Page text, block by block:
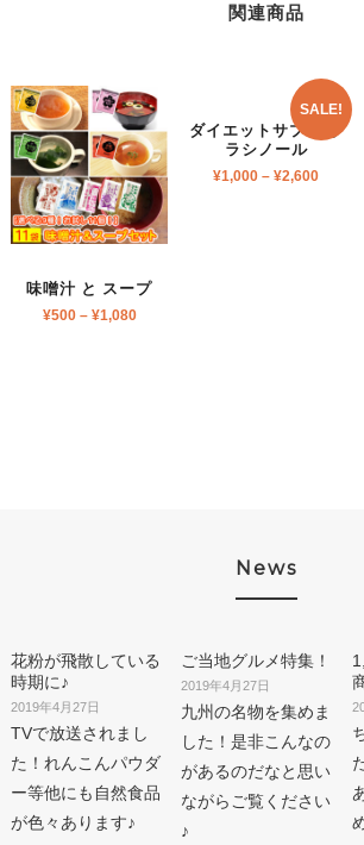
関連商品
味噌汁 と スープ
¥500– ¥1,080
SALE!
ダイエットサプリ サ
ラシノール
¥1,000 –¥2,600
News
花粉が飛散している
時期に♪
2019年4月27日
TVで放送されまし
た！れんこんパウダ
ー等他にも自然食品
が色々あります♪
ご当地グルメ特集！
2019年4月27日
九州の名物を集めま
した！是非こんなの
があるのだなと思い
ながらご覧ください
♪